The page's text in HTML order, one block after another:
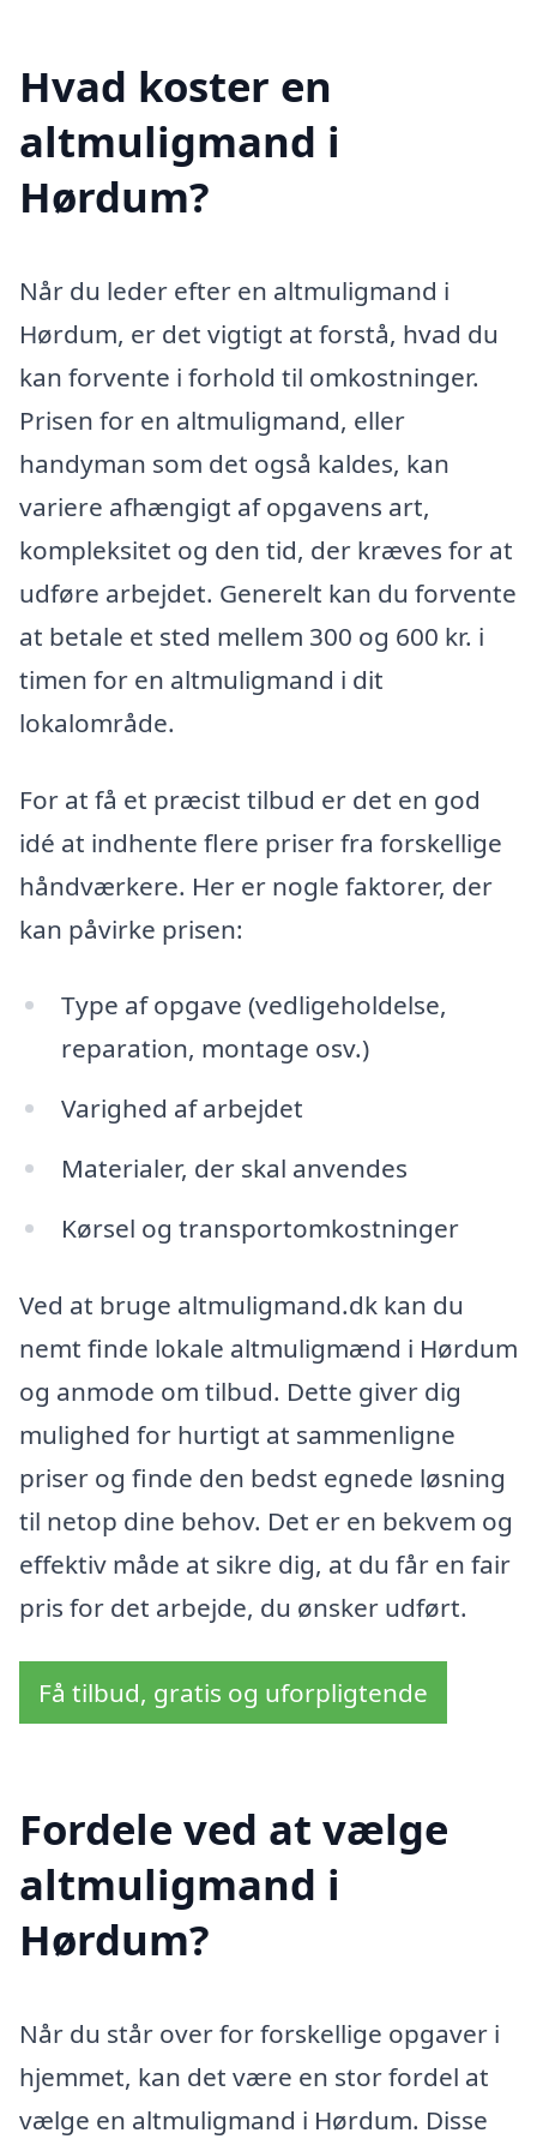
Hvad koster en
altmuligmand i
Hørdum?
Når du leder efter en altmuligmand i
Hørdum, er det vigtigt at forstå, hvad du
kan forvente i forhold til omkostninger.
Prisen for en altmuligmand, eller
handyman som det også kaldes, kan
variere afhængigt af opgavens art,
kompleksitet og den tid, der kræves for at
udføre arbejdet. Generelt kan du forvente
at betale et sted mellem 300 og 600 kr. i
timen for en altmuligmand i dit
lokalområde.
For at få et præcist tilbud er det en god
idé at indhente flere priser fra forskellige
håndværkere. Her er nogle faktorer, der
kan påvirke prisen:
Type af opgave (vedligeholdelse,
reparation, montage osv.)
Varighed af arbejdet
Materialer, der skal anvendes
Kørsel og transportomkostninger
Ved at bruge altmuligmand.dk kan du
nemt finde lokale altmuligmænd i Hørdum
og anmode om tilbud. Dette giver dig
mulighed for hurtigt at sammenligne
priser og finde den bedst egnede løsning
til netop dine behov. Det er en bekvem og
effektiv måde at sikre dig, at du får en fair
pris for det arbejde, du ønsker udført.
Få tilbud, gratis og uforpligtende
Fordele ved at vælge
altmuligmand i
Hørdum?
Når du står over for forskellige opgaver i
hjemmet, kan det være en stor fordel at
vælge en altmuligmand i Hørdum. Disse